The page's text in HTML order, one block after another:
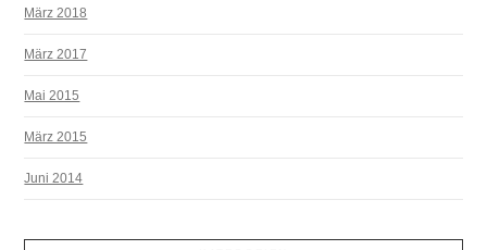
März 2018
März 2017
Mai 2015
März 2015
Juni 2014